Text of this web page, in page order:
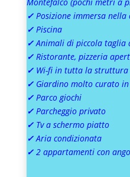
Montefalco (pochi metri a
✓ Posizione immersa
✓ Piscina
✓Animali di piccola taglia
✓ Ristorante, pizzeria
✓ Wi-fi in tutta la struttura
✓ Giardino molto curato
✓ Parco giochi
✓ Parcheggio privato
✓ Tv a schermo piatto
✓Aria condizionata
✓ 2 appartamenti con